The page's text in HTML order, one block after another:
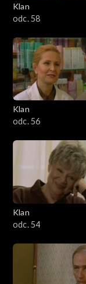
Klan
odc. 58
Klan
odc. 56
Klan
odc. 54